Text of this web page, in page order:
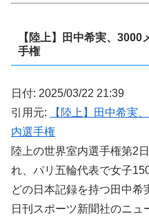
【陸上】田中希実、
手権
日付: 2025/03/22 21:39
引用元:
【陸上】田中希実
内選手権
陸上の世界室内選手権第2
れ、パリ五輪代表で女子
どの日本記録を持つ田中
日刊スポーツ新聞社のニ